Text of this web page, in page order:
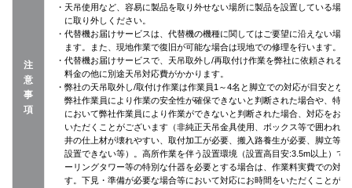
注
意
事
項
・天吊使用など、容易に製品を取り外せない場所に製品を設置している場合
に取り外しください。
・代替機お届けサービスは、代替機の機種に関してはご要望に沿えない場合
ます。また、現地作業で復旧が可能な場合は現地での修理を行います。
・代替機お届けサービスで、天吊取外し/再取付け作業を弊社に依頼される
料金の他に別途天吊対応費がかかります。
・弊社の天吊取外し/取付け作業は作業員1～4名と脚立での対応が目安とな
弊社作業員により作業の安全性が確保できないと判断された場合や、特殊
において弊社作業員により作業ができないと判断された場合、対応をお断
いただくことがございます（非純正天吊金具使用、ボックス等で囲われて
井の仕上材が壊れやすい、取付加工が必要、搬入路養生が必要、脚立等が
設置できない等）。高所作業を伴う設置環境（設置高目安:3.5m以上）で
ーリングタワー等の特別な什器を必要とする場合は、作業料実費での対応
す。下見・準備が必要な場合等において対応にお時間をいただくことがご